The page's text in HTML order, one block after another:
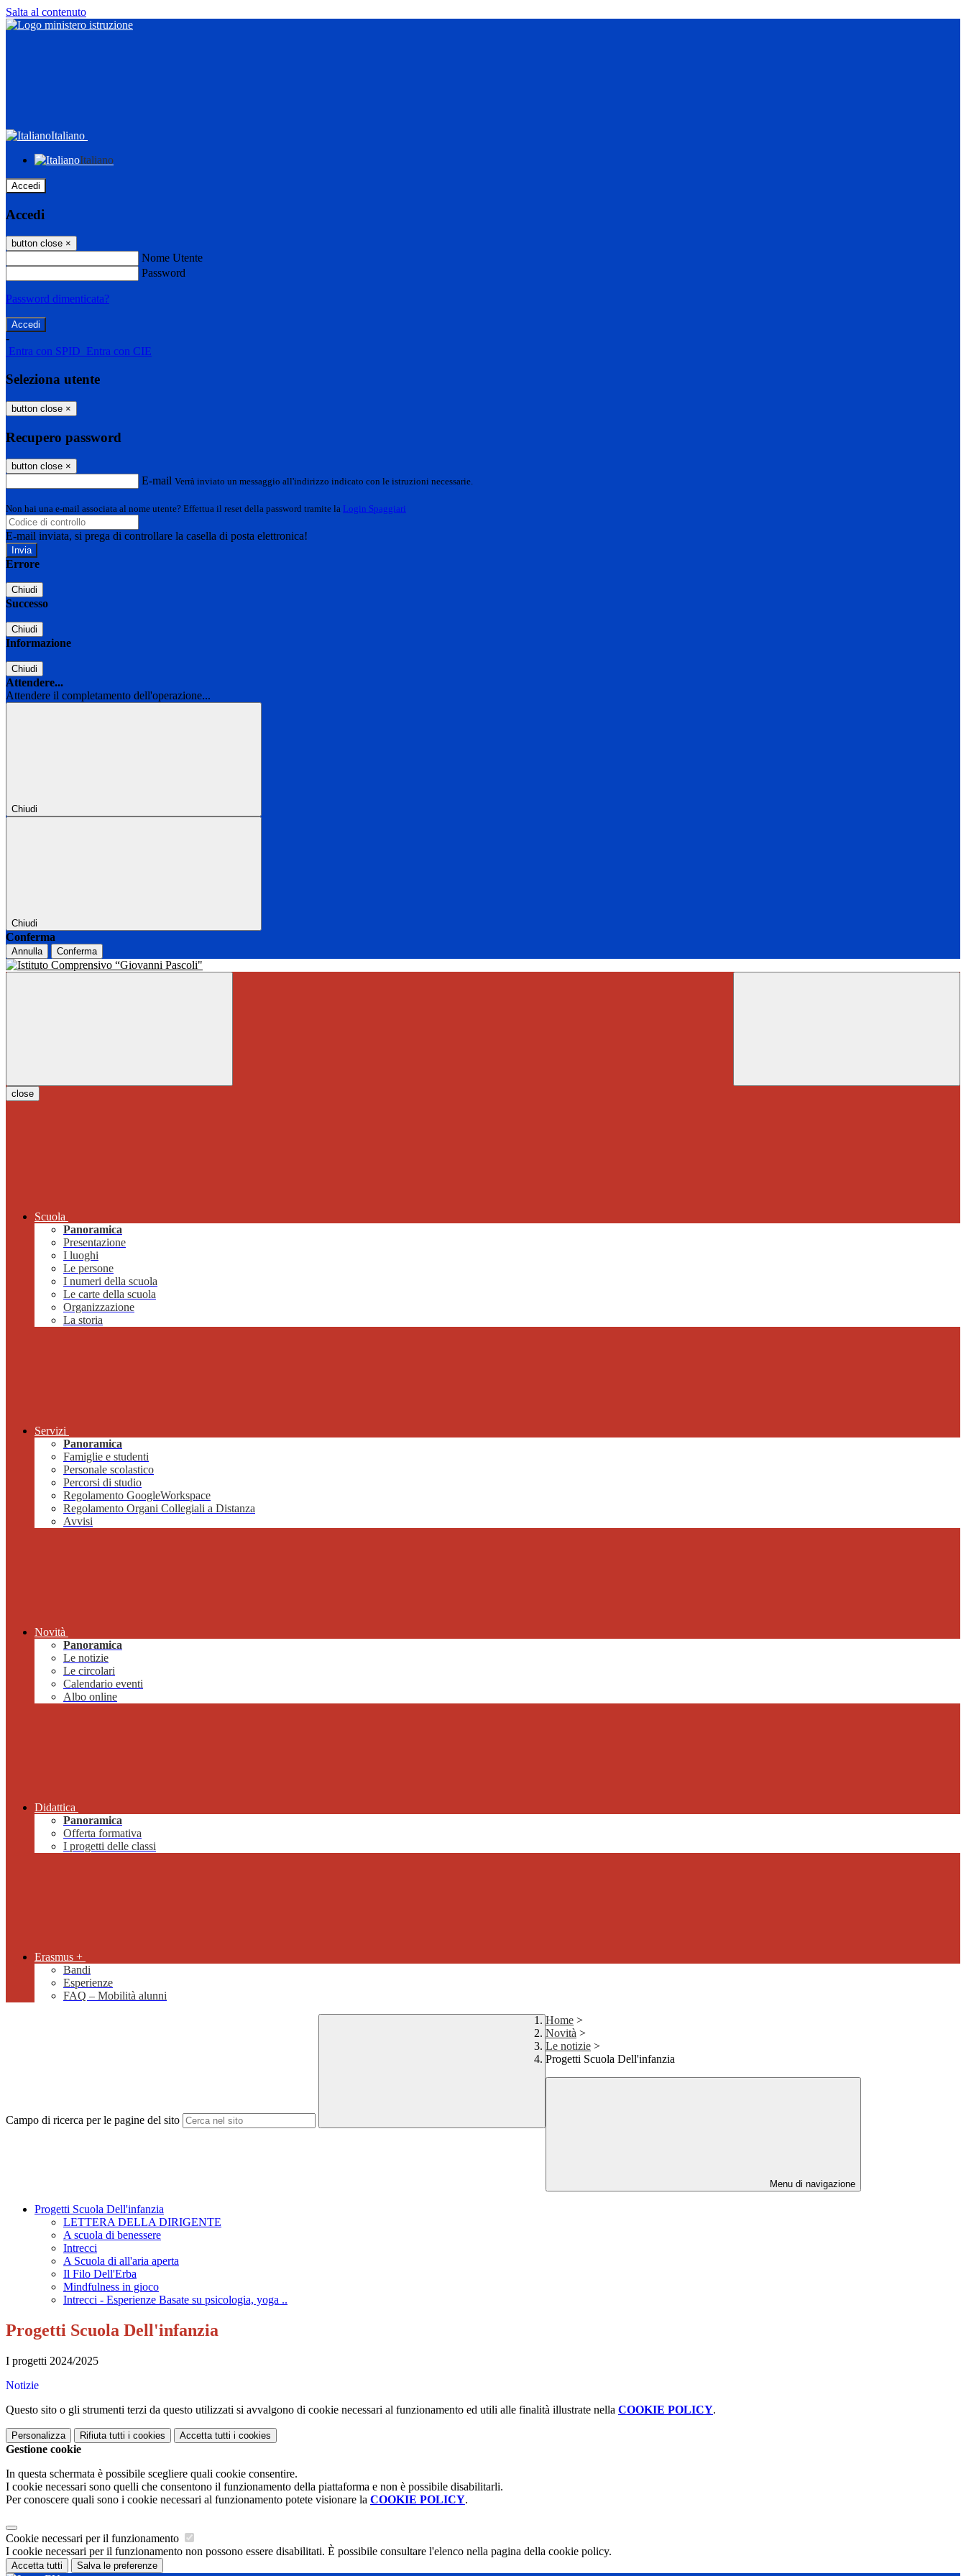
Salta al contenuto
Italiano
Italiano
Accedi
Accedi
button close ×
Nome Utente
Password
Password dimenticata?
-
Entra con SPID Entra con CIE
Seleziona utente
button close ×
Recupero password
button close ×
E-mail Verrà inviato un messaggio all'indirizzo indicato con le istruzioni necessarie.
Non hai una e-mail associata al nome utente? Effettua il reset della password tramite la Login Spaggiari
E-mail inviata, si prega di controllare la casella di posta elettronica!
Errore
Chiudi
Successo
Chiudi
Informazione
Chiudi
Attendere...
Attendere il completamento dell'operazione...
Chiudi
Chiudi
Conferma
Annulla Conferma
close
Scuola
Panoramica
Presentazione
I luoghi
Le persone
I numeri della scuola
Le carte della scuola
Organizzazione
La storia
Servizi
Panoramica
Famiglie e studenti
Personale scolastico
Percorsi di studio
Regolamento GoogleWorkspace
Regolamento Organi Collegiali a Distanza
Avvisi
Novità
Panoramica
Le notizie
Le circolari
Calendario eventi
Albo online
Didattica
Panoramica
Offerta formativa
I progetti delle classi
Erasmus +
Bandi
Esperienze
FAQ – Mobilità alunni
Campo di ricerca per le pagine del sito
Home >
Novità >
Le notizie >
Progetti Scuola Dell'infanzia
Menu di navigazione
Progetti Scuola Dell'infanzia
LETTERA DELLA DIRIGENTE
A scuola di benessere
Intrecci
A Scuola di all'aria aperta
Il Filo Dell'Erba
Mindfulness in gioco
Intrecci - Esperienze Basate su psicologia, yoga ..
Progetti Scuola Dell'infanzia
I progetti 2024/2025
Notizie
Questo sito o gli strumenti terzi da questo utilizzati si avvalgono di cookie necessari al funzionamento ed utili alle finalità illustrate nella COOKIE POLICY.
Personalizza Rifiuta tutti i cookies Accetta tutti i cookies
Gestione cookie
In questa schermata è possibile scegliere quali cookie consentire.
I cookie necessari sono quelli che consentono il funzionamento della piattaforma e non è possibile disabilitarli.
Per conoscere quali sono i cookie necessari al funzionamento potete visionare la COOKIE POLICY.
Cookie necessari per il funzionamento
I cookie necessari per il funzionamento non possono essere disabilitati. È possibile consultare l'elenco nella pagina della cookie policy.
Accetta tutti Salva le preferenze